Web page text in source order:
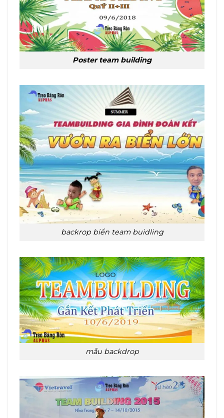
Poster team building
backrop biển team buidling
mẫu backdrop